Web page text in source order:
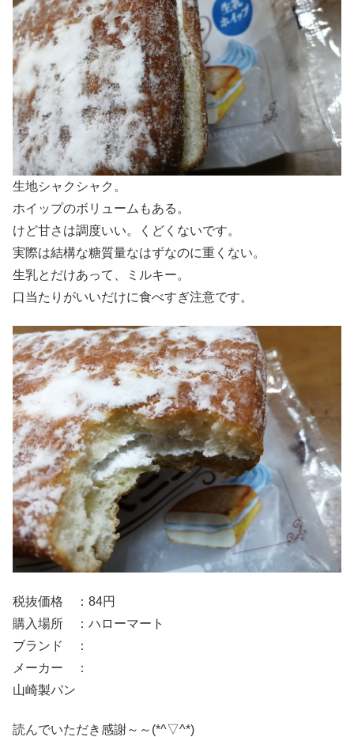
生地シャクシャク。
ホイップのボリュームもある。
けど甘さは調度いい。くどくないです。
実際は結構な糖質量なはずなのに重くない。
生乳とだけあって、ミルキー。
口当たりがいいだけに食べすぎ注意です。
税抜価格 ：84円
購入場所 ：ハローマート
ブランド ：
メーカー ：
山崎製パン
読んでいただき感謝～～(*^▽^*)